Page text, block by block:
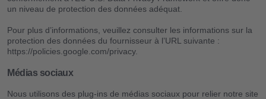
un niveau de protection des données adéquat.
Pour plus d’informations, veuillez consulter les informations sur la
protection des données du fournisseur à l’URL suivante :
https://policies.google.com/privacy.
Médias sociaux
Nous utilisons des plug-ins de médias sociaux pour relier notre site